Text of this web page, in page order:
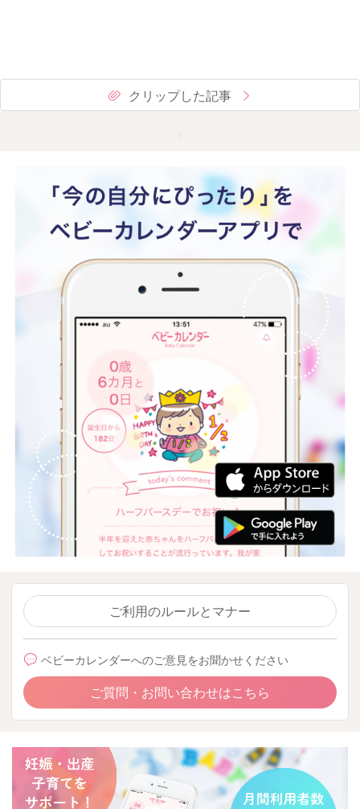
クリップした記事
ご利用のルールとマナー
ベビーカレンダーへのご意見をお聞かせください
ご質問・お問い合わせはこちら